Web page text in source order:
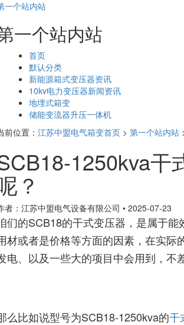
一个站内站
一个站内站
首页
默认分类
新能源箱式变压器资讯
10kv电力变压器新闻资讯
地埋式箱变
储能变流器升压一体机
前位置： 江苏中盟电气箱变首页 > 第一个站内站
1250kva干
？
者：江苏中盟电气设备有限公司 • 2025-07-23
们的SCB18的干式变压器，是属于
材或者是价格等方面的因素，在实
电、以及一些大的项目中会用到，不
么比如说型号为SCB18-1250kva的干